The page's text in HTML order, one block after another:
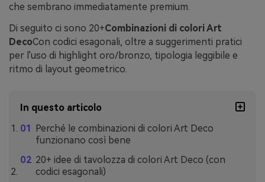
che sembrano immediatamente premium.
Di seguito ci sono 20+Combinazioni di colori Art
DecoCon codici esagonali, oltre a suggerimenti pratici
per l'uso di highlight oro/bronzo, tipologia leggibile e
ritmo di layout geometrico.
In questo articolo
Perché le combinazioni di colori Art Deco
funzionano così bene
20+ idee di tavolozza di colori Art Deco (con
codici esagonali)